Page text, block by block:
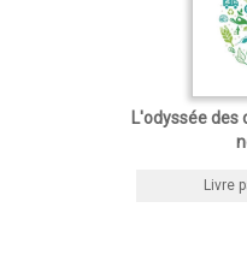
L'odyssée des
Livre